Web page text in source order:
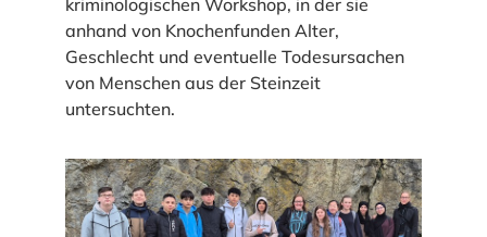
kriminologischen Workshop, in der sie
anhand von Knochenfunden Alter,
Geschlecht und eventuelle Todesursachen
von Menschen aus der Steinzeit
untersuchten.